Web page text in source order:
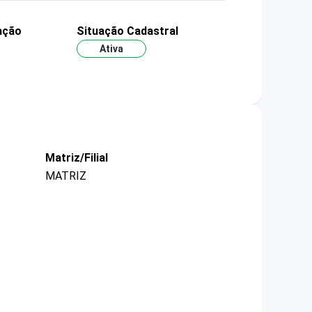
Situação Cadastral
Ativa
Matriz/Filial
MATRIZ